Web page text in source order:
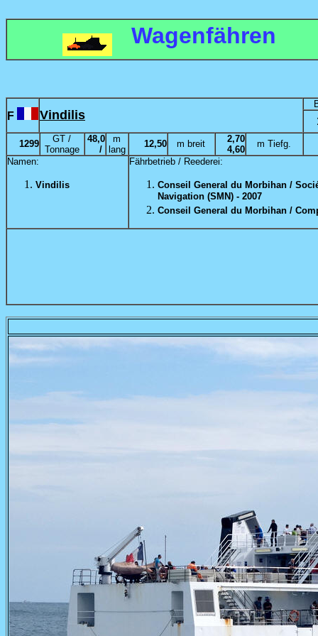
Wagenfähren
F Vindilis
1299
GT /
Tonnage
48,0
/
m
lang
12,50 m breit
2,70
4,60
m Tiefg.
Namen:
Vindilis
Fährbetrieb / Reederei:
Conseil General du Morbihan /
Navigation (SMN) - 2007
Conseil General du Morbihan /